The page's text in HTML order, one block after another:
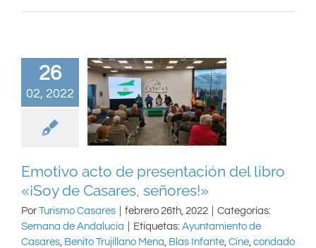
26
02, 2022
Emotivo acto de
presentación del libro
«¡Soy de Casares,
Emotivo acto de presentación del libro
«¡Soy de Casares, señores!»
Por Turismo Casares febrero 26th, 2022
Categorías:
Semana de Andalucía
Etiquetas: Ayuntamiento de
Casares, Benito Trujillano Mena, Blas Infante, Cine, condado